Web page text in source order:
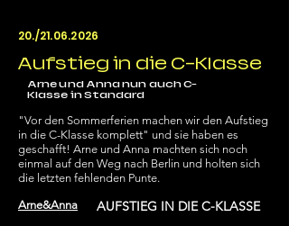
20./21.06.2026
Aufstieg in die C-Klasse
Arne und Anna nun auch C-
Klasse in Standard
"Vor den Sommerferien machen wir den Aufstieg
in die C-Klasse komplett" und sie haben es
geschafft! Arne und Anna machten sich noch
einmal auf den Weg nach Berlin und holten sich
die letzten fehlenden Punte.
Arne&Anna
AUFSTIEG IN DIE C-KLASSE